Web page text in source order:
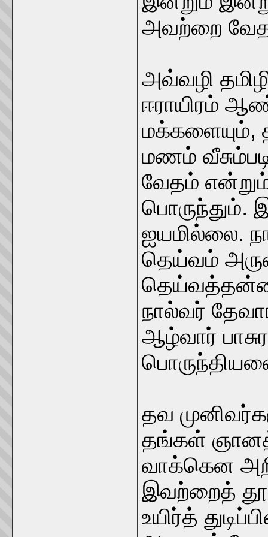
அவற்றை
அவ்வழி
ஈராயிரம்
மணம்
வேதம்
பொருந்தும்.
ஐயமில்லை.
தெய்வம்
நால்வர்
ஆழ்வார்
தவ
தங்கள்
வாக்கென
இவற்றைத்
உயிர்த்